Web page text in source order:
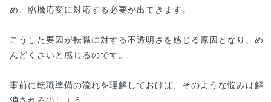
め、臨機応変に対応する必要が出てきます。
こうした要因が転職に対する不透明さを感じる原因となり、め
んどくさいと感じるのです。
事前に転職準備の流れを理解しておけば、そのような悩みは解